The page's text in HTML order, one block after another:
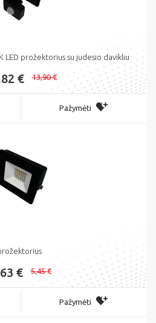
LED prožektorius su judesio davikliu
€ 13,90 €
Pažymėti
€ 5,45 €
Pažymėti